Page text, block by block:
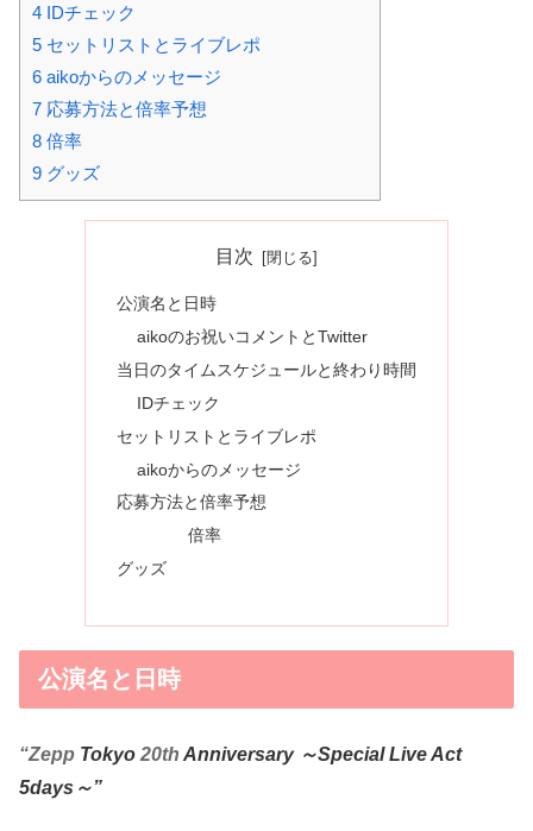
4 IDチェック
5 セットリストとライブレポ
6 aikoからのメッセージ
7 応募方法と倍率予想
8 倍率
9 グッズ
目次
公演名と日時
aikoのお祝いコメントとTwitter
当日のタイムスケジュールと終わり時間
IDチェック
セットリストとライブレポ
aikoからのメッセージ
応募方法と倍率予想
倍率
グッズ
公演名と日時
“Zepp Tokyo 20th Anniversary ～Special Live Act
5days～”